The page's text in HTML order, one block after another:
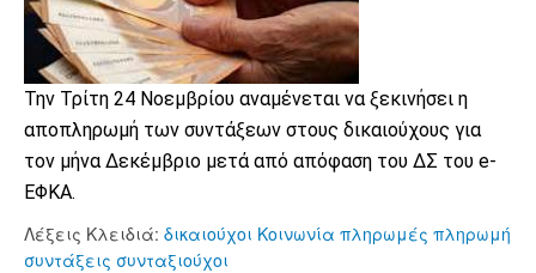
Την Τρίτη 24 Νοεμβρίου αναμένεται να ξεκινήσει η
αποπληρωμή των συντάξεων στους δικαιούχους για
τον μήνα Δεκέμβριο μετά από απόφαση του ΔΣ του e-
ΕΦΚΑ.
Λέξεις Κλειδιά: δικαιούχοι Κοινωνία πληρωμές πληρωμή
συντάξεις συνταξιούχοι